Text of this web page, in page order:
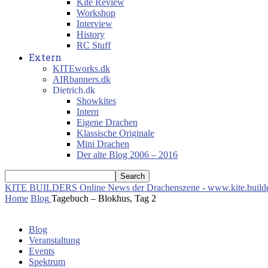
Kite Review
Workshop
Interview
History
RC Stuff
Extern
KITEworks.dk
AIRbanners.dk
Dietrich.dk
Showkites
Intern
Eigene Drachen
Klassische Originale
Mini Drachen
Der alte Blog 2006 – 2016
KITE BUILDERS Online News der Drachenszene -
Home Blog Tagebuch – Blokhus, Tag 2
Blog
Veranstaltung
Events
Spektrum